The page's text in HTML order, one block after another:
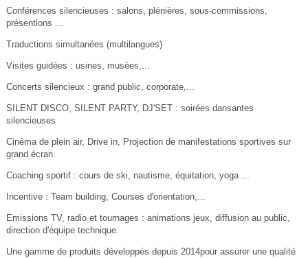
Conférences silencieuses : salons, plénières, sous-commissions,
présentions ...
Traductions simultanées (multilangues)
Visites guidées : usines, musées,...
Concerts silencieux : grand public, corporate,...
SILENT DISCO, SILENT PARTY, DJ'SET : soirées dansantes
silencieuses
Cinéma de plein air, Drive in, Projection de manifestations sportives sur
grand écran.
Coaching sportif : cours de ski, nautisme, équitation, yoga ...
Incentive : Team building, Courses d'orientation,...
Emissions TV, radio et tournages : animations jeux, diffusion au public,
direction d'équipe technique.
Une gamme de produits développés depuis 2014pour assurer une qualité